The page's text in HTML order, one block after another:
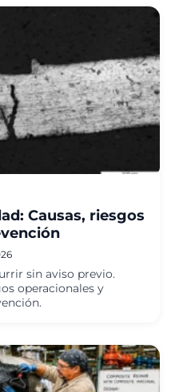
Causas, riesgos
sin aviso previo.
operacionales y